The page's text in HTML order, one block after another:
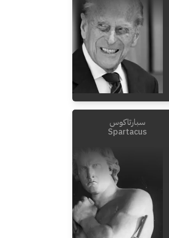
2021
سبارتاكوس
Spartacus